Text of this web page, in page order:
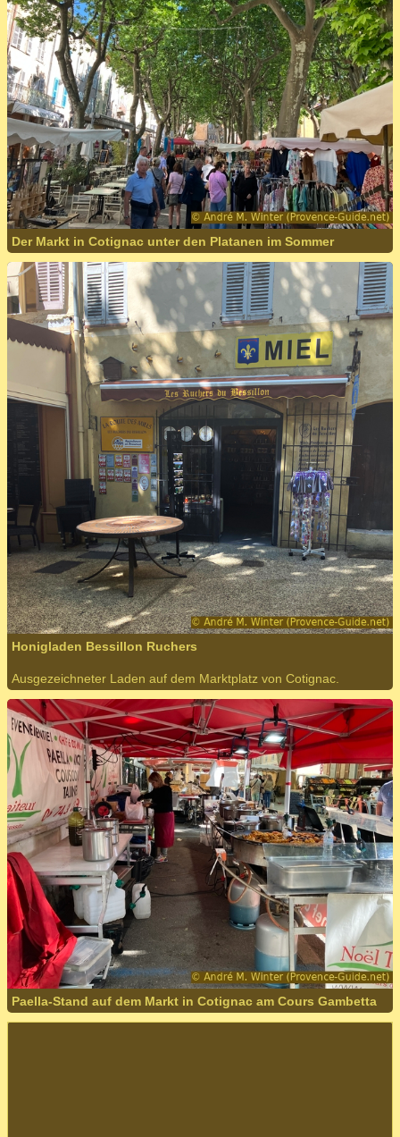
Der Markt in Cotignac unter den Platanen im Sommer
Honigladen Bessillon Ruchers
Ausgezeichneter Laden auf dem Marktplatz von Cotignac.
Paella-Stand auf dem Markt in Cotignac am Cours Gambetta